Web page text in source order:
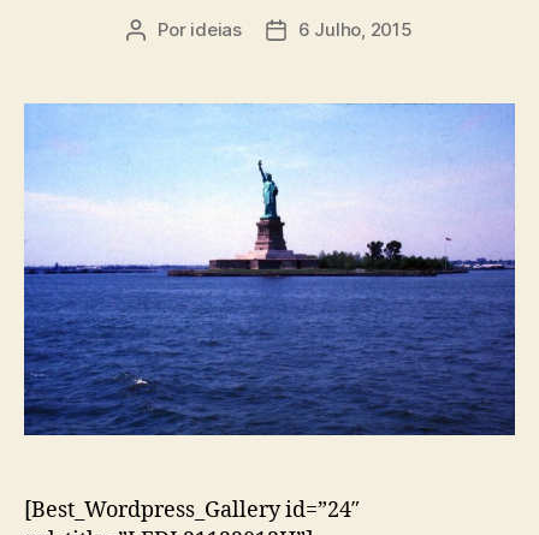
Autor
Por ideias
Data6 Julho, 2015
[Best_Wordpress_Gallery id=”24″